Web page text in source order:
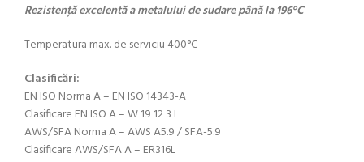
Rezistență excelentă a metalului de sudare până la 196°C
Temperatura max. de serviciu 400°C
Clasificări:
EN ISO Norma A – EN ISO 14343-A
Clasificare EN ISO A – W 19 12 3 L
AWS/SFA Norma A – AWS A5.9 / SFA-5.9
Clasificare AWS/SFA A – ER316L